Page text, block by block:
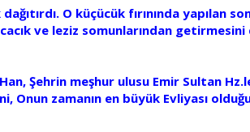
O küçücük fırınında yapılan
ve leziz somunlarından
Şehrin meşhur ulusu Emir Sultan
zamanın en büyük Evliyası